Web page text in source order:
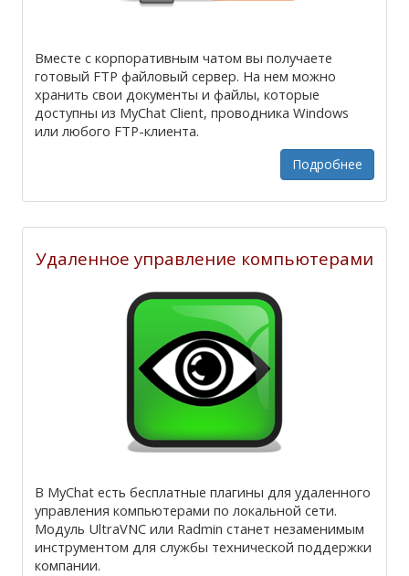
Вместе с корпоративным чатом вы получаете
готовый FTP файловый сервер. На нем можно
хранить свои документы и файлы, которые
доступны из MyChat Client, проводника Windows
или любого FTP-клиента.
Подробнее
Удаленное управление компьютерами
В MyChat есть бесплатные плагины для удаленного
управления компьютерами по локальной сети.
Модуль UltraVNC или Radmin станет незаменимым
инструментом для службы технической поддержки
компании.